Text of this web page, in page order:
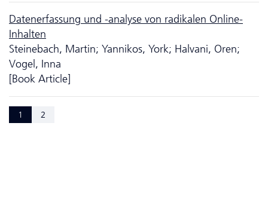
Datenerfassung und -analyse von radikalen Online-
Inhalten
Steinebach, Martin; Yannikos, York; Halvani, Oren;
Vogel, Inna
[Book Article]
1 2